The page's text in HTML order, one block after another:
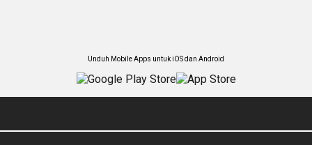
Unduh Mobile Apps untuk iOS dan Android